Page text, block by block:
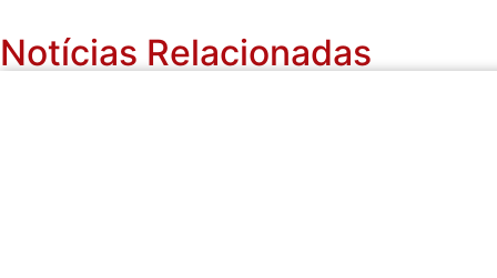
Notícias Relacionadas